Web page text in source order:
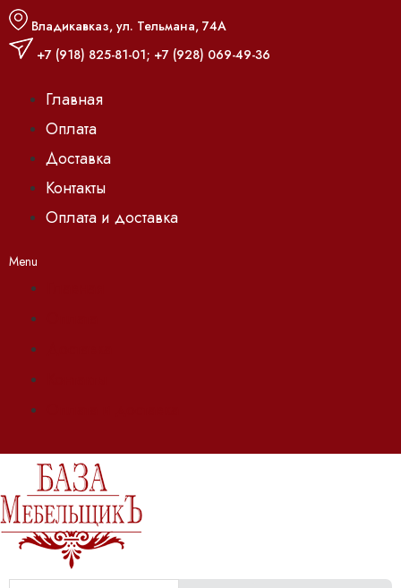
Владикавказ, ул. Тельмана, 74А
+7 (918) 825-81-01; +7 (928) 069-49-36
Главная
Оплата
Доставка
Контакты
Оплата и доставка
Menu